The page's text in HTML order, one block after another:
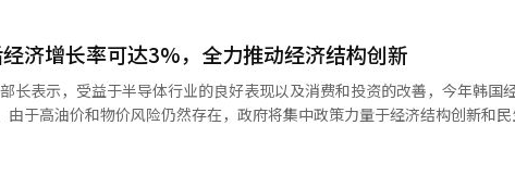
来收益。”※ 本报道经人工智能（AI）系统翻译与编辑。
行了与业务领域相关的影响·风险·机会（IRO）评估。特别是考虑到半导
。 在外部ESG评估中，SK生态计划也继续取得优异成绩。
导等级（A-），并在伴随成长指数评估中连续9年获得最佳等级。在公平
年创造了7640亿韩元的社会价值。这是根据
营原则综合计算的经济间接贡献成果、环境成果和社会成果的结果。员工
济增长率可达3%，全力推动经济结构创新
长表示，受益于半导体行业的良好表现以及消费和投资的改善，今年韩国
于高油价和物价风险仍然存在，政府将集中政策力量于经济结构创新和民生
举行的紧急经济总部会议暨经济结构创新关系部长会议上指出：“刚刚发布